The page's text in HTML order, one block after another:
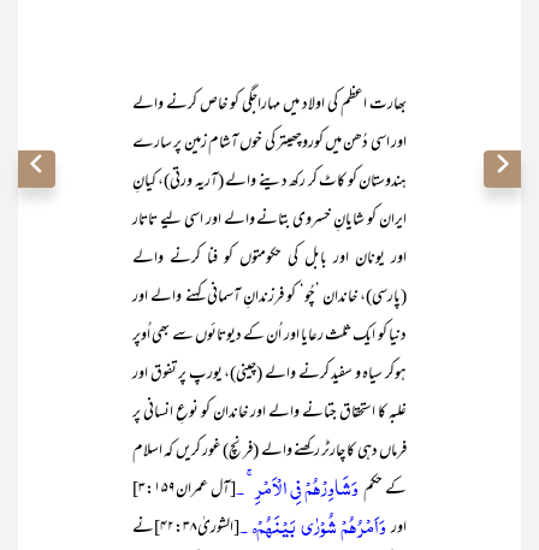
بھارت اعظم کی اولاد میں مہاراجگی کو خاص کرنے والے
اور اسی دُھن میں کوروچھیتر کی خوں آشام زمین پر سارے
ہندوستان کو کاٹ کر رکھ دینے والے (آریہ ورتی)، کیانِ
ایران کو شایانِ خسروی بتانے والے اور اسی لیے تاتار
اور یونان اور بابل کی حکومتوں کو فنا کرنے والے
(پارسی)، خاندان ’چُو‘ کو فرزندانِ آسمانی کہنے والے اور
دنیا کو ایک ثلث رعایا اور اُن کے دیوتائوں سے بھی اُوپر
ہوکر سیاہ و سفید کرنے والے (چینی)، یورپ پر تفوق اور
غلبہ کا استحقاق جتانے والے اور خاندان کو نوعِ انسانی پر
فرماں دہی کا چارٹر رکھنے والے (فرنچ) غور کریں کہ اسلام
کے حکموَشَاوِرْھُمْ فِي الْاَمْرِ ۚ ۔
[آل عمران۳:۱۵۹]
اوروَاَمْرُهُمْ شُوْرٰى بَيْنَهُمْ ۠ ۔
[الشوریٰ۴۲:۳۸]نے